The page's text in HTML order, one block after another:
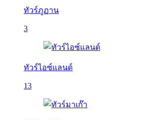
ทัวร์ภูฏาน
3
ทัวร์ไอซ์แลนด์
13